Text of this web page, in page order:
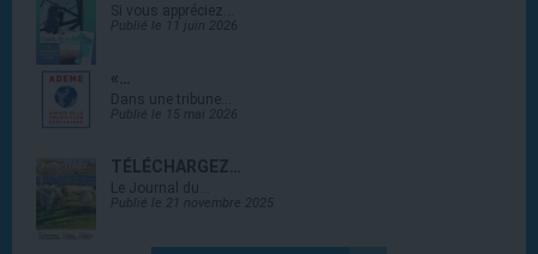
Si vous appréciez…
Publié le 11 juin 2026
«…
Dans une tribune…
Publié le 15 mai 2026
TÉLÉCHARGEZ…
Le Journal du…
Publié le 21 novembre 2025